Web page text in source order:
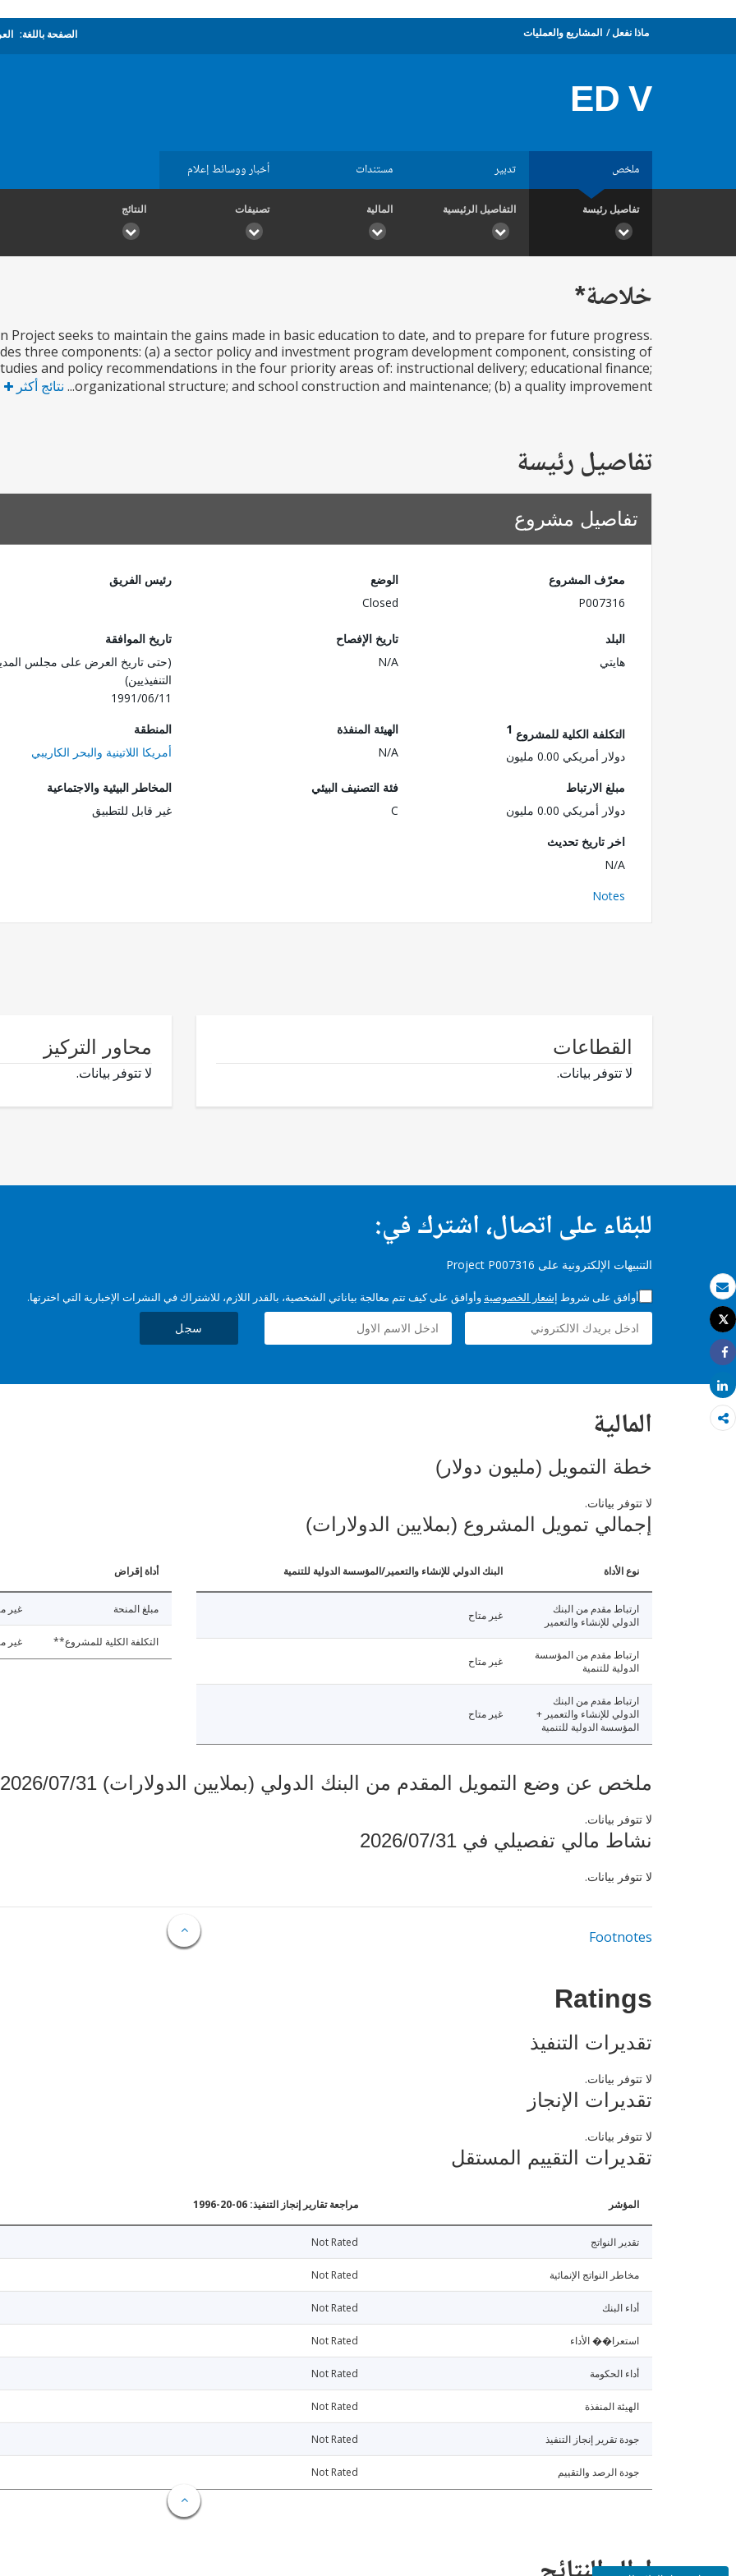
بريد الكتروني
طباعة
Tweet
Share
Share
ماذا نفعل المشاريع والعمليات الصفحة باللغة:
ED V
ملخص تدبير مستندات أخبار ووسائط إعلام
تفاصيل رئيسة التفاصيل الرئيسية المالية تصنيفات النتائج
خلاصة*
Project seeks to maintain the gains made in basic education to date, and to prepare for future progress.
three components: (a) a sector policy and investment program development component, consisting of
and policy recommendations in the four priority areas of: instructional delivery; educational finance;
organizational structure; and school construction and maintenance; (b) a quality improvement...
نتائج أكثر
تفاصيل رئيسة
تفاصيل مشروع
معرّف المشروع
P007316
الوضع
Closed
رئيس الفريق
البلد
هايتي
تاريخ الإفصاح
N/A
تاريخ الموافقة
(حتى تاريخ العرض على مجلس
التنفيذيين)
1991/06/11
التكلفة الكلية للمشروع 1
دولار أمريكي 0.00 مليون
الهيئة المنفذة
N/A
المنطقة
أمريكا اللاتينية والبحر الكاريبي
مبلغ الارتباط
دولار أمريكي 0.00 مليون
فئة التصنيف البيئي
C
المخاطر البيئية والاجتماعية
غير قابل للتطبيق
اخر تاريخ تحديث
N/A
Notes
القطاعات
لا تتوفر بيانات.
محاور التركيز
لا تتوفر بيانات.
للبقاء على اتصال، اشترك في:
التنبيهات الإلكترونية على Project P007316
أوافق على شروط إشعار الخصوصية وأوافق على كيف تتم معالجة بياناتي الشخصية، بالقدر اللازم، للاشتراك في النشرات الإخبارية التي اخترتها.
سجل
المالية
خطة التمويل (مليون دولار)
لا تتوفر بيانات.
إجمالي تمويل المشروع (بملايين الدولارات)
نوع الأداة البنك الدولي للإنشاء والتعمير/المؤسسة الدولية للتنمية
ارتباط مقدم من البنك
الدولي للإنشاء والتعمير
غير متاح
ارتباط مقدم من المؤسسة
الدولية للتنمية
غير متاح
ارتباط مقدم من البنك
الدولي للإنشاء والتعمير +
المؤسسة الدولية للتنمية
غير متاح
أداة إقراض
مبلغ المنحة غير
التكلفة الكلية للمشروع** غير
ملخص عن وضع التمويل المقدم من البنك الدولي (بملايين الدولارات) 2026/07/31
لا تتوفر بيانات.
نشاط مالي تفصيلي في 2026/07/31
لا تتوفر بيانات.
Footnotes
Ratings
تقديرات التنفيذ
لا تتوفر بيانات.
تقديرات الإنجاز
لا تتوفر بيانات.
تقديرات التقييم المستقل
المؤشر مراجعة تقارير إنجاز التنفيذ: 06-20-1996
تقدير النواتج Not Rated
مخاطر النواتج الإنمائية Not Rated
أداء البنك Not Rated
استعرا�� الأداء Not Rated
أداء الحكومة Not Rated
الهيئة المنفذة Not Rated
جودة تقرير إنجاز التنفيذ Not Rated
جودة الرصد والتقييم Not Rated